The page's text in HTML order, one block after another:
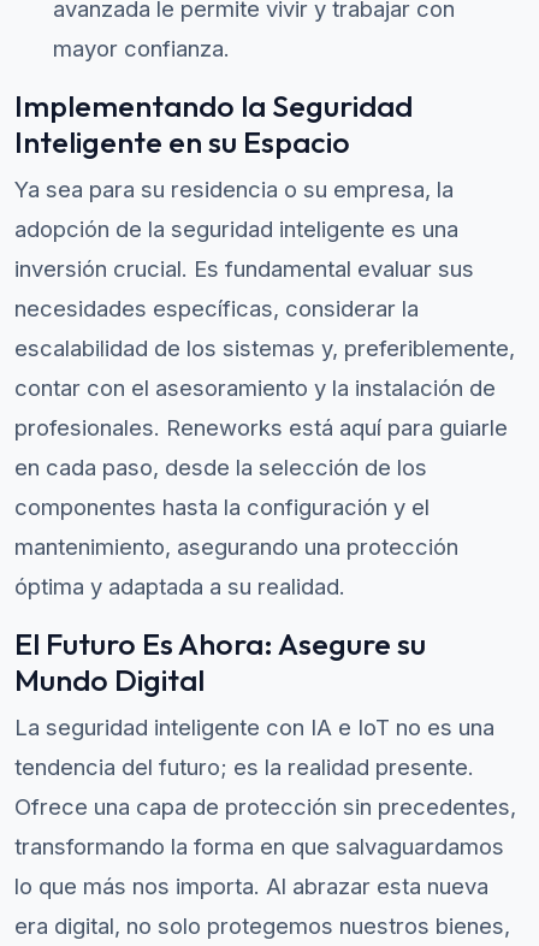
avanzada le permite vivir y trabajar con
mayor confianza.
Implementando la Seguridad
Inteligente en su Espacio
Ya sea para su residencia o su empresa, la
adopción de la seguridad inteligente es una
inversión crucial. Es fundamental evaluar sus
necesidades específicas, considerar la
escalabilidad de los sistemas y, preferiblemente,
contar con el asesoramiento y la instalación de
profesionales. Reneworks está aquí para guiarle
en cada paso, desde la selección de los
componentes hasta la configuración y el
mantenimiento, asegurando una protección
óptima y adaptada a su realidad.
El Futuro Es Ahora: Asegure su
Mundo Digital
La seguridad inteligente con IA e IoT no es una
tendencia del futuro; es la realidad presente.
Ofrece una capa de protección sin precedentes,
transformando la forma en que salvaguardamos
lo que más nos importa. Al abrazar esta nueva
era digital, no solo protegemos nuestros bienes,